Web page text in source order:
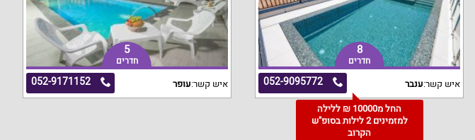
8
חדרים
052-9095772 איש קשר:ענבר
החל מ10000 ₪ ללילה
למזמינים 2 לילות בסופ"ש
הקרוב
5
חדרים
052-9171152 איש קשר:עופר